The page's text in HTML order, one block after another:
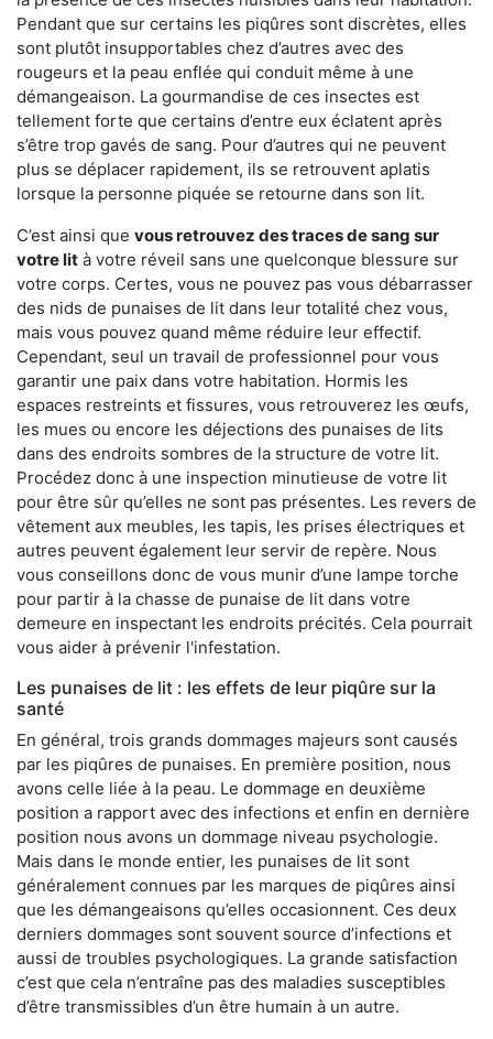
Pendant que sur certains les piqûres sont discrètes, elles
sont plutôt insupportables chez d’autres avec des
rougeurs et la peau enflée qui conduit même à une
démangeaison. La gourmandise de ces insectes est
tellement forte que certains d’entre eux éclatent après
s’être trop gavés de sang. Pour d’autres qui ne peuvent
plus se déplacer rapidement, ils se retrouvent aplatis
lorsque la personne piquée se retourne dans son lit.
C’est ainsi que vous retrouvez des traces de sang sur
votre lit à votre réveil sans une quelconque blessure sur
votre corps. Certes, vous ne pouvez pas vous débarrasser
des nids de punaises de lit dans leur totalité chez vous,
mais vous pouvez quand même réduire leur effectif.
Cependant, seul un travail de professionnel pour vous
garantir une paix dans votre habitation. Hormis les
espaces restreints et fissures, vous retrouverez les œufs,
les mues ou encore les déjections des punaises de lits
dans des endroits sombres de la structure de votre lit.
Procédez donc à une inspection minutieuse de votre lit
pour être sûr qu’elles ne sont pas présentes. Les revers de
vêtement aux meubles, les tapis, les prises électriques et
autres peuvent également leur servir de repère. Nous
vous conseillons donc de vous munir d’une lampe torche
pour partir à la chasse de punaise de lit dans votre
demeure en inspectant les endroits précités. Cela pourrait
vous aider à prévenir l'infestation.
Les punaises de lit : les effets de leur piqûre sur la
santé
En général, trois grands dommages majeurs sont causés
par les piqûres de punaises. En première position, nous
avons celle liée à la peau. Le dommage en deuxième
position a rapport avec des infections et enfin en dernière
position nous avons un dommage niveau psychologie.
Mais dans le monde entier, les punaises de lit sont
généralement connues par les marques de piqûres ainsi
que les démangeaisons qu’elles occasionnent. Ces deux
derniers dommages sont souvent source d’infections et
aussi de troubles psychologiques. La grande satisfaction
c’est que cela n’entraîne pas des maladies susceptibles
d’être transmissibles d’un être humain à un autre.